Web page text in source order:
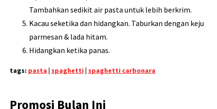
Tambahkan sedikit air pasta untuk lebih berkrim.
Kacau seketika dan hidangkan. Taburkan dengan keju
parmesan & lada hitam.
Hidangkan ketika panas.
tags: pasta | spaghetti | spaghetti carbonara
Promosi Bulan Ini